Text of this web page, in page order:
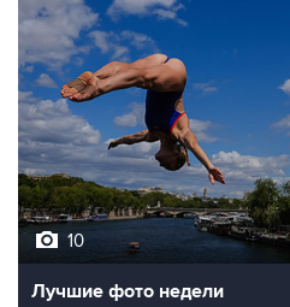
10
Лучшие фото недели